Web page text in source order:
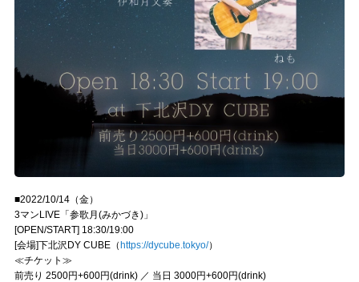
■2022/10/14（金）
3マンLIVE「参歌月(みかづき)」
[OPEN/START] 18:30/19:00
[会場]下北沢DY CUBE（https://dycube.tokyo/）
≪チケット≫
前売り 2500円+600円(drink) ／ 当日 3000円+600円(drink)